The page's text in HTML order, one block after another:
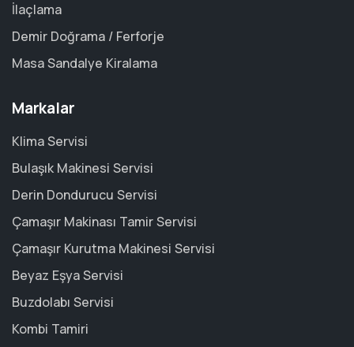
İlaçlama
Demir Doğrama / Ferforje
Masa Sandalye Kiralama
Markalar
Klima Servisi
Bulaşık Makinesi Servisi
Derin Dondurucu Servisi
Çamaşır Makinası Tamir Servisi
Çamaşır Kurutma Makinesi Servisi
Beyaz Eşya Servisi
Buzdolabı Servisi
Kombi Tamiri